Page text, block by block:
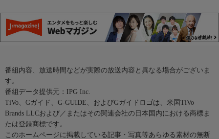
番組内容、放送時間などが実際の放送内容と異なる場合がございま
す。
番組データ提供元：IPG Inc.
TiVo、Gガイド、G-GUIDE、およびGガイドロゴは、米国TiVo
Brands LLCおよび／またはその関連会社の日本国内における商標ま
たは登録商標です。
このホームページに掲載している記事・写真等あらゆる素材の無断